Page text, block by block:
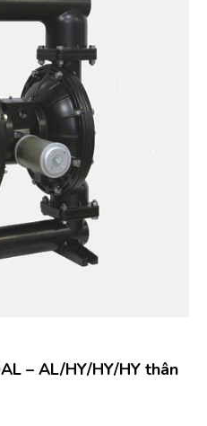
– AL/HY/HY/HY thân